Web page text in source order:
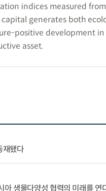
indices measured
generates both
positive development
asset.
재됐다
아 생물다양성 협력의 미래를 연